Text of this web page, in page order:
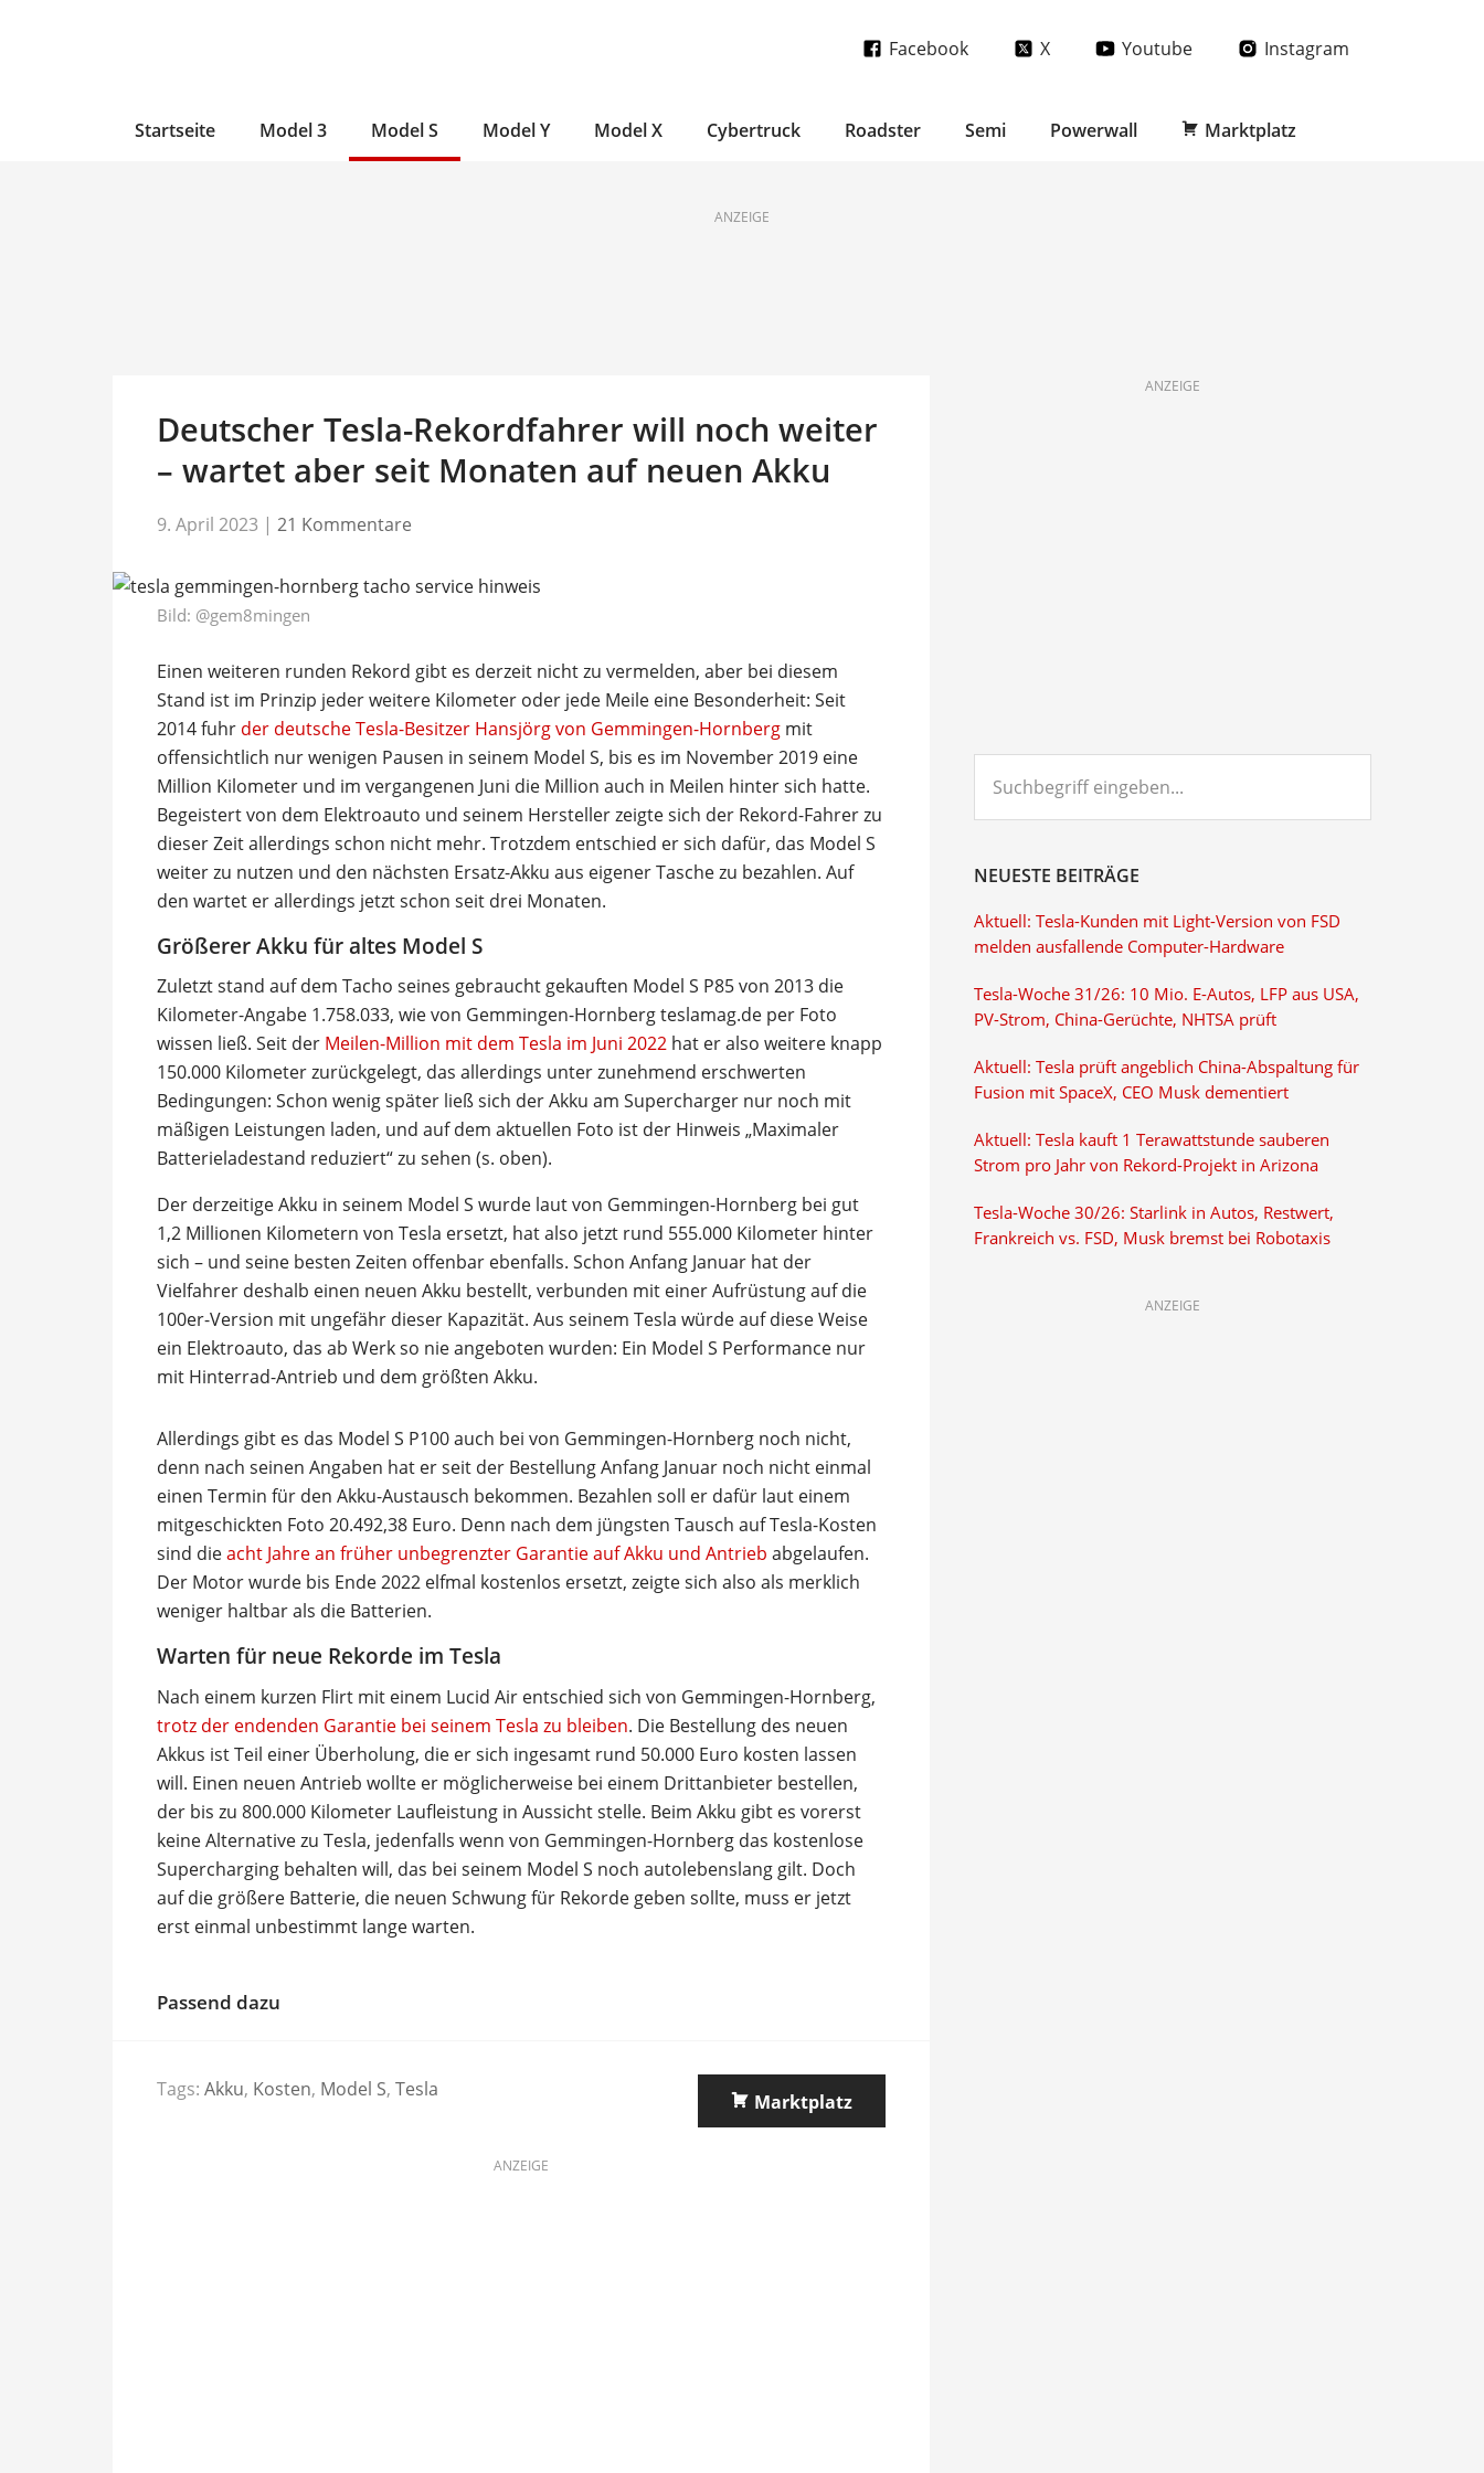
Facebook X Youtube Instagram
Startseite Model 3 Model S Model Y Model X Cybertruck Roadster Semi Powerwall Marktplatz
ANZEIGE
Deutscher Tesla-Rekordfahrer will noch weiter
– wartet aber seit Monaten auf neuen Akku
9. April 2023 | 21 Kommentare
Bild: @gem8mingen
Einen weiteren runden Rekord gibt es derzeit nicht zu vermelden, aber bei diesem
Stand ist im Prinzip jeder weitere Kilometer oder jede Meile eine Besonderheit: Seit
2014 fuhr der deutsche Tesla-Besitzer Hansjörg von Gemmingen-Hornberg mit
offensichtlich nur wenigen Pausen in seinem Model S, bis es im November 2019 eine
Million Kilometer und im vergangenen Juni die Million auch in Meilen hinter sich hatte.
Begeistert von dem Elektroauto und seinem Hersteller zeigte sich der Rekord-Fahrer zu
dieser Zeit allerdings schon nicht mehr. Trotzdem entschied er sich dafür, das Model S
weiter zu nutzen und den nächsten Ersatz-Akku aus eigener Tasche zu bezahlen. Auf
den wartet er allerdings jetzt schon seit drei Monaten.
Größerer Akku für altes Model S
Zuletzt stand auf dem Tacho seines gebraucht gekauften Model S P85 von 2013 die
Kilometer-Angabe 1.758.033, wie von Gemmingen-Hornberg teslamag.de per Foto
wissen ließ. Seit der Meilen-Million mit dem Tesla im Juni 2022 hat er also weitere knapp
150.000 Kilometer zurückgelegt, das allerdings unter zunehmend erschwerten
Bedingungen: Schon wenig später ließ sich der Akku am Supercharger nur noch mit
mäßigen Leistungen laden, und auf dem aktuellen Foto ist der Hinweis „Maximaler
Batterieladestand reduziert“ zu sehen (s. oben).
Der derzeitige Akku in seinem Model S wurde laut von Gemmingen-Hornberg bei gut
1,2 Millionen Kilometern von Tesla ersetzt, hat also jetzt rund 555.000 Kilometer hinter
sich – und seine besten Zeiten offenbar ebenfalls. Schon Anfang Januar hat der
Vielfahrer deshalb einen neuen Akku bestellt, verbunden mit einer Aufrüstung auf die
100er-Version mit ungefähr dieser Kapazität. Aus seinem Tesla würde auf diese Weise
ein Elektroauto, das ab Werk so nie angeboten wurden: Ein Model S Performance nur
mit Hinterrad-Antrieb und dem größten Akku.
Allerdings gibt es das Model S P100 auch bei von Gemmingen-Hornberg noch nicht,
denn nach seinen Angaben hat er seit der Bestellung Anfang Januar noch nicht einmal
einen Termin für den Akku-Austausch bekommen. Bezahlen soll er dafür laut einem
mitgeschickten Foto 20.492,38 Euro. Denn nach dem jüngsten Tausch auf Tesla-Kosten
sind dieacht Jahre an früher unbegrenzter Garantie auf Akku und Antrieb abgelaufen.
Der Motor wurde bis Ende 2022 elfmal kostenlos ersetzt, zeigte sich also als merklich
weniger haltbar als die Batterien.
Warten für neue Rekorde im Tesla
Nach einem kurzen Flirt mit einem Lucid Air entschied sich von Gemmingen-Hornberg,
trotz der endenden Garantie bei seinem Tesla zu bleiben. Die Bestellung des neuen
Akkus ist Teil einer Überholung, die er sich ingesamt rund 50.000 Euro kosten lassen
will. Einen neuen Antrieb wollte er möglicherweise bei einem Drittanbieter bestellen,
der bis zu 800.000 Kilometer Laufleistung in Aussicht stelle. Beim Akku gibt es vorerst
keine Alternative zu Tesla, jedenfalls wenn von Gemmingen-Hornberg das kostenlose
Supercharging behalten will, das bei seinem Model S noch autolebenslang gilt. Doch
auf die größere Batterie, die neuen Schwung für Rekorde geben sollte, muss er jetzt
erst einmal unbestimmt lange warten.
Passend dazu
Tags: Akku, Kosten, Model S, Tesla
Marktplatz
ANZEIGE
ANZEIGE
eingeben...
NEUESTE BEITRÄGE
Aktuell: Tesla-Kunden mit Light-Version von FSD
melden ausfallende Computer-Hardware
Tesla-Woche 31/26: 10 Mio. E-Autos, LFP aus USA,
PV-Strom, China-Gerüchte, NHTSA prüft
Aktuell: Tesla prüft angeblich China-Abspaltung für
Fusion mit SpaceX, CEO Musk dementiert
Aktuell: Tesla kauft 1 Terawattstunde sauberen
Strom pro Jahr von Rekord-Projekt in Arizona
Tesla-Woche 30/26: Starlink in Autos, Restwert,
Frankreich vs. FSD, Musk bremst bei Robotaxis
ANZEIGE